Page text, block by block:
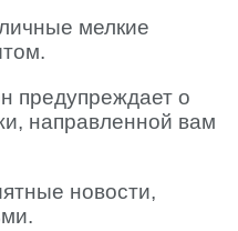
мелкие
предупреждает о
направленной вам
новости,